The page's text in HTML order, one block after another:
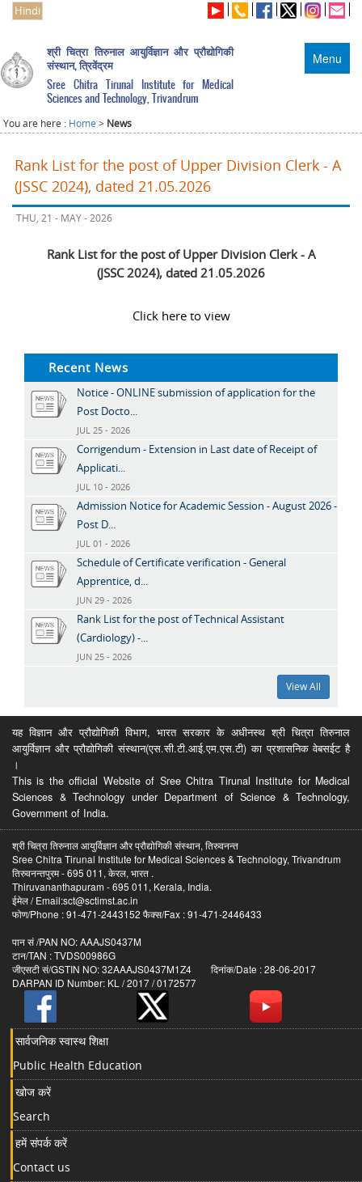
Hindi
Menu
श्री चित्रा तिरुनाल आयुर्विज्ञान और प्रौद्योगिकी
संस्थान, त्रिवेंद्रम
Sree Chitra Tirunal Institute for Medical
Sciences and Technology, Trivandrum
You are here : Home > News
Rank List for the post of Upper Division Clerk - A
(JSSC 2024), dated 21.05.2026
THU, 21 - MAY - 2026
Rank List for the post of Upper Division Clerk - A
(JSSC 2024), dated 21.05.2026
Click here to view
Recent News
Notice - ONLINE submission of application for the
Post Docto...
JUL 25 - 2026
Corrigendum - Extension in Last date of Receipt of
Applicati...
JUL 10 - 2026
Admission Notice for Academic Session - August 2026 -
Post D...
JUL 01 - 2026
Schedule of Certificate verification - General
Apprentice, d...
JUN 29 - 2026
Rank List for the post of Technical Assistant
(Cardiology) -...
JUN 25 - 2026
View All
यह विज्ञान और प्रौद्योगिकी विभाग, भारत सरकार के अधीनस्थ श्री चित्रा तिरुनाल
आयुर्विज्ञान और प्रौद्योगिकी संस्थान(एस.सी.टी.आई.एम.एस.टी) का प्रशासनिक वेबसईट है
।
This is the official Website of Sree Chitra Tirunal Institute for Medical
Sciences & Technology under Department of Science & Technology,
Government of India.
श्री चित्रा तिरुनाल आयुर्विज्ञान और प्रौद्योगिकी संस्थान, तिरुवनन्त
Sree Chitra Tirunal Institute for Medical Sciences & Technology, Trivandrum
तिरुवनन्तपुरम - 695 011, केरल, भारत .
Thiruvananthapuram - 695 011, Kerala, India.
ईमेल / Email:sct@sctimst.ac.in
फोण/Phone : 91-471-2443152 फैक्स/Fax : 91-471-2446433
पान सं /PAN NO: AAAJS0437M
टान/TAN : TVDS00986G
जीएसटी सं/GSTIN NO: 32AAAJS0437M1Z4 दिनांक/Date : 28-06-2017
DARPAN ID Number: KL / 2017 / 0172577
सार्वजनिक स्वास्थ शिक्षा
Public Health Education
खोज करें
Search
हमें संपर्क करें
Contact us